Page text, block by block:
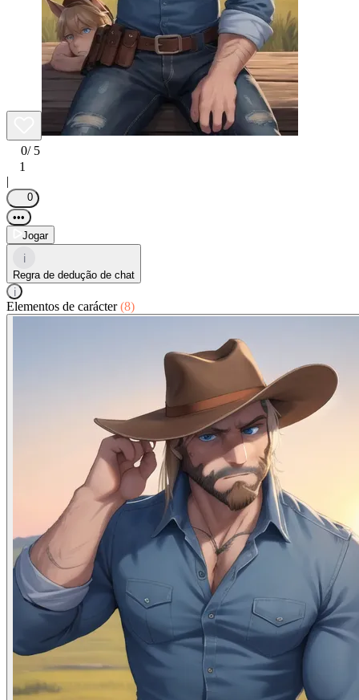
0/ 5
1
|
0
•••
Jogar
i
Regra de dedução de chat
i
Elementos de carácter(8)